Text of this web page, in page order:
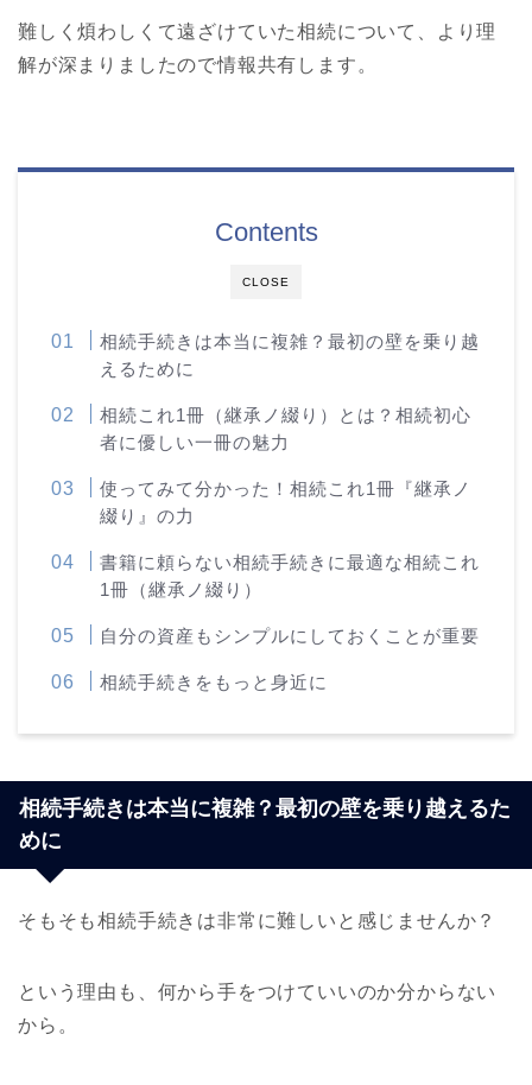
難しく煩わしくて遠ざけていた相続について、より理
解が深まりましたので情報共有します。
CLOSE
Contents
相続手続きは本当に複雑？最初の壁を乗り越
えるために
相続これ1冊（継承ノ綴り）とは？相続初心
者に優しい一冊の魅力
使ってみて分かった！相続これ1冊『継承ノ
綴り』の力
書籍に頼らない相続手続きに最適な相続これ
1冊（継承ノ綴り）
自分の資産もシンプルにしておくことが重要
相続手続きをもっと身近に
相続手続きは本当に複雑？最初の壁を乗り越えるた
めに
そもそも相続手続きは非常に難しいと感じませんか？
という理由も、何から手をつけていいのか分からない
から。